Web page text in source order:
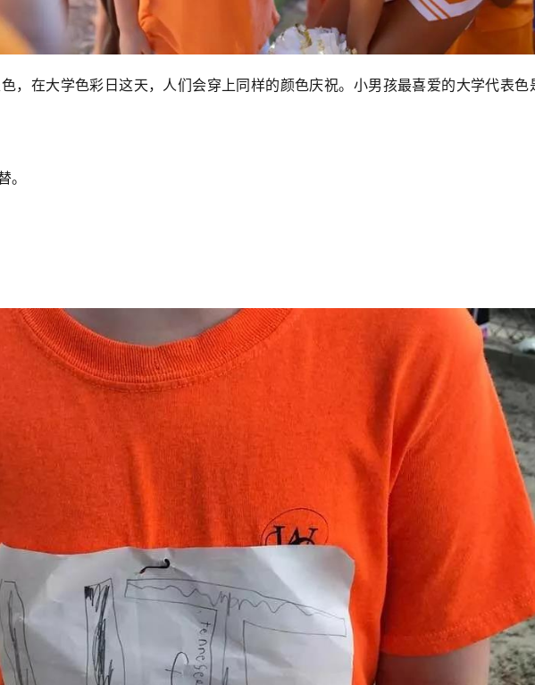
，在大学色彩日这天，人们会穿上同样的颜色庆祝。小男孩最喜爱的大学代表色
。